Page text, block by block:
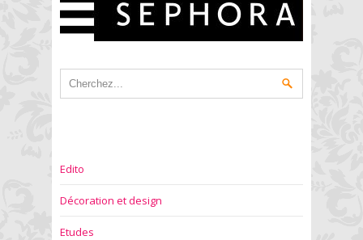
Edito
Décoration et design
Etudes